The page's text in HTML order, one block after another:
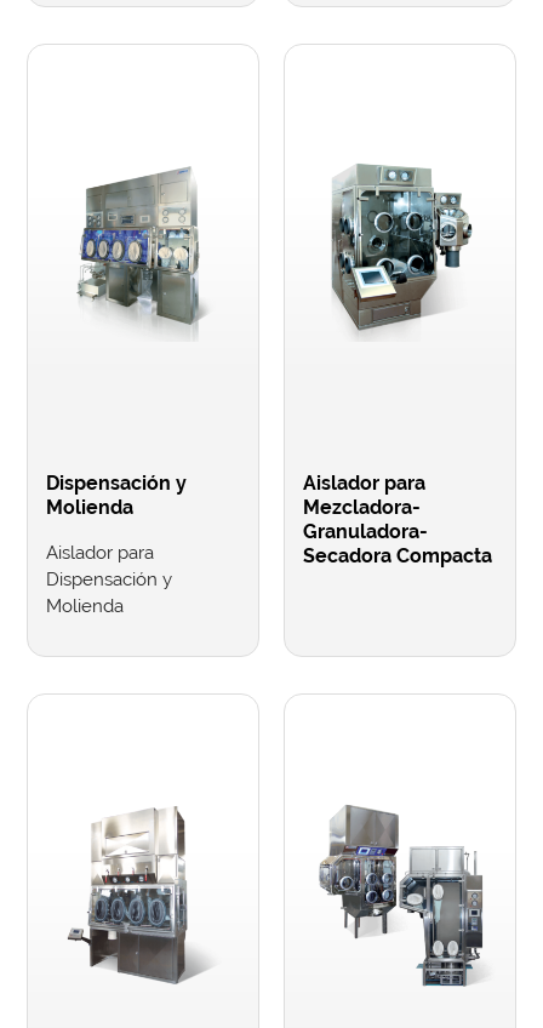
Dispensación y
Molienda
Aislador para
Dispensación y
Molienda
Aislador para
Mezcladora-
Granuladora-
Secadora Compacta